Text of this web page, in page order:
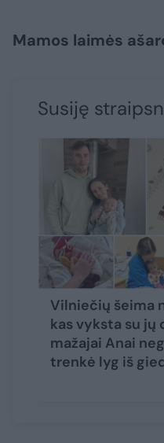
Mamos laimės
Susiję
Vilniečių šeima
kas vyksta su jų
mažajai Anai
trenkė lyg iš